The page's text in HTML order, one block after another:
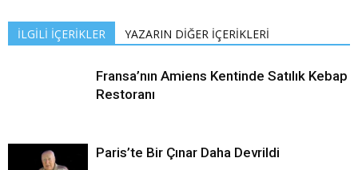
İLGİLİ İÇERİKLER YAZARIN DİĞER İÇERİKLERİ
Fransa’nın Amiens Kentinde Satılık Kebap
Restoranı
Paris’te Bir Çınar Daha Devrildi